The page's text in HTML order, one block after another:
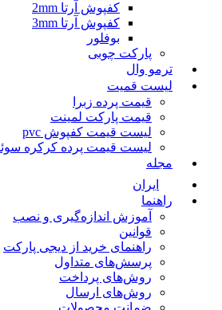
کفپوش آرتا 2mm
کفپوش آرتا 3mm
بوفلور
پارکت چوبی
ترمو وال
لیست قمیت
قیمت پرده زبرا
قیمت پارکت لمینت
لیست قیمت کفپوش pvc
لیست قیمت پرده کرکره
مجله
ایران
راهنما
آموزش اندازه‌گیری و نصب
قوانین
راهنمای خرید از دیجی پارکت
پرسش‌های متداول
روش‌های پرداخت
روش‌های ارسال
ضمانت محصولات